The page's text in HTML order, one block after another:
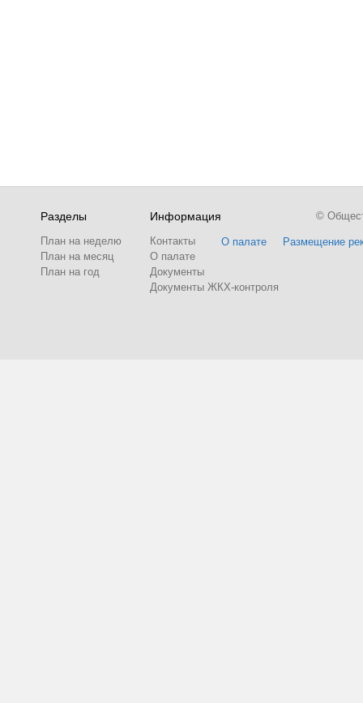
Разделы
План на неделю
План на месяц
План на год
Информация
Контакты
О палате
Документы
Документы ЖКХ-контроля
О палате Размещение
©